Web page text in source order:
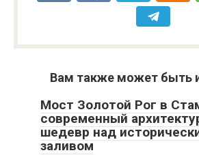
Вам также может быть
Мост Золотой Рог в
современный
шедевр над
заливом